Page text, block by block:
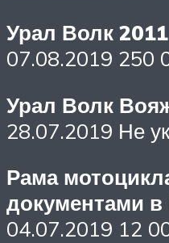
Урал Волк
07.08.2019 250
Урал Волк
28.07.2019 Не
Рама
документами в
04.07.2019 12